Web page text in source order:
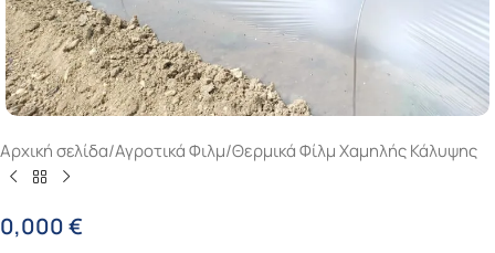
Αρχική σελίδα/Αγροτικά Φιλμ/Θερμικά Φίλμ Χαμηλής Κάλυψης
0,000€